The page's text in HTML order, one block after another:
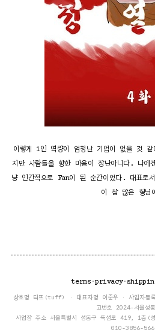
이렇게 1인 역량이 엄청난 기업이 없을 것
지만 사람들을 향한 마음이 장난아니다. 나
냥 인간적으로 Fan이 된 순간이었다. 대표로
이 참 많은 형님
terms ·privacy·
상호명 터프(tuff) · 대표자명 이준우 · 사업자등
고번호 2024-서울성
사업장 주소 서울특별시 성동구 뚝섬로 419, 1층(
010-3856-